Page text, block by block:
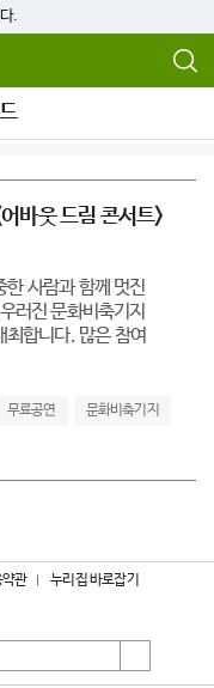
.
바웃 드림 콘서트>
사람과 함께 멋진
러진 문화비축기지
최합니다. 많은 참여
무료공연 문화비축기지
관 누리집 바로잡기